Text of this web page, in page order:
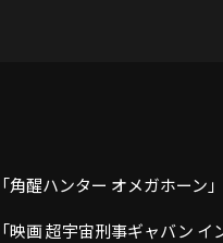
角醒ハンター オメガホーン
映画 超宇宙刑事ギャバン イ